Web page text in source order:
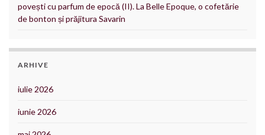
povești cu parfum de epocă (II). La Belle Epoque, o cofetărie
de bonton și prăjitura Savarin
ARHIVE
iulie 2026
iunie 2026